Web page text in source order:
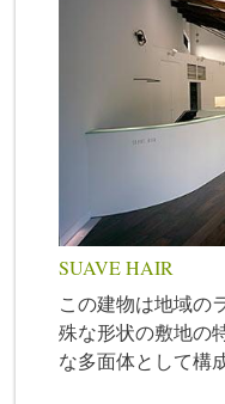
SUAVE HAIR
この建物は地域の
殊な形状の敷地の
な多面体として構